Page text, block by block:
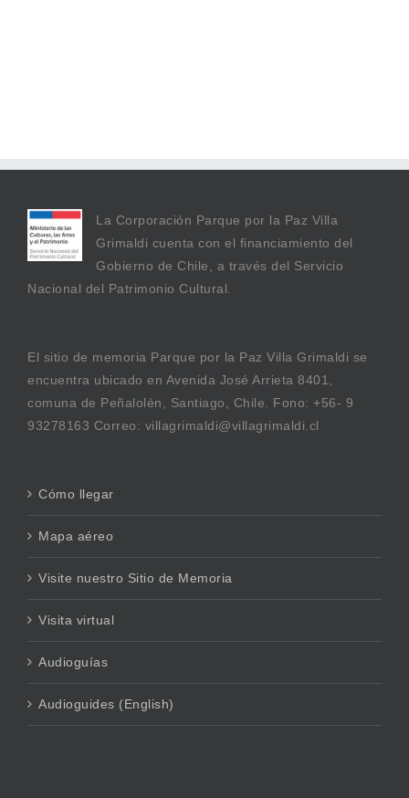
La Corporación Parque por la Paz Villa
Grimaldi cuenta con el financiamiento del
Gobierno de Chile, a través del Servicio
Nacional del Patrimonio Cultural.
El sitio de memoria Parque por la Paz Villa Grimaldi se
encuentra ubicado en Avenida José Arrieta 8401,
comuna de Peñalolén, Santiago, Chile. Fono: +56- 9
93278163 Correo: villagrimaldi@villagrimaldi.cl
Cómo llegar
Mapa aéreo
Visite nuestro Sitio de Memoria
Visita virtual
Audioguías
Audioguides (English)